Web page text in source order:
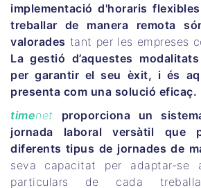
implementació d'horaris
treballar de manera remota
valorades tant per les empreses
La gestió d’aquestes
per garantir el seu èxit, i és
presenta com una solució eficaç.
timenet
proporciona un
jornada laboral versàtil que
diferents tipus de jornades de
seva capacitat per adaptar-se
particulars de cada